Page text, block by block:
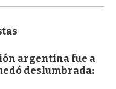
argentina fue a
deslumbrada: